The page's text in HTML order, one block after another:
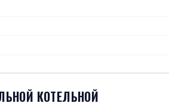
КОТЕЛЬНОЙ